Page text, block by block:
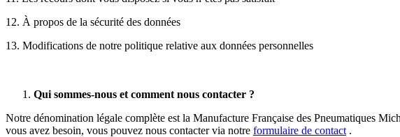
12. À propos de la sécurité des données
13. Modifications de notre politique relative aux données personnelles
Qui sommes-nous et comment nous contacter ?
Notre dénomination légale complète est la Manufacture Française des Pneumatiques
vous avez besoin, vous pouvez nous contacter via notre formulaire de contact .